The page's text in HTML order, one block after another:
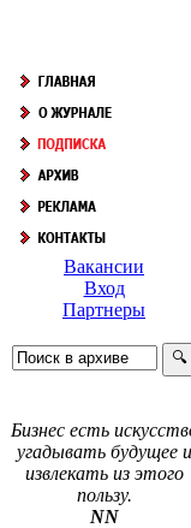
Вакансии
Вход
Партнеры
Бизнес есть
угадывать будущее и
извлекать из этого
пользу.
NN